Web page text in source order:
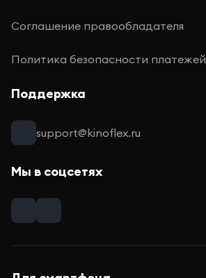
Соглашение правообладателя
Политика безопасности платежей
Поддержка
support@kinoflex.ru
Мы в соцсетях